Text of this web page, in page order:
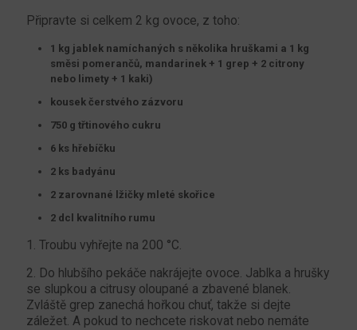
Připravte si celkem 2 kg ovoce, z toho:
1 kg jablek namíchaných s několika hruškami a 1 kg
směsi pomerančů, mandarinek + 1 grep + 2 citrony
nebo limety + 1 kaki)
kousek čerstvého zázvoru
750 g třtinového cukru
6 ks hřebíčku
2 ks badyánu
2 zarovnané lžičky mleté skořice
2 dcl kvalitního rumu
1. Troubu vyhřejte na 200 °C.
2. Do hlubšího pekáče nakrájejte ovoce. Jablka a hrušky
se slupkou a citrusy oloupané a zbavené blanek.
Zvláště grep zanechá hořkou chuť, takže si dejte
záležet. A pokud to nechcete riskovat nebo nemáte